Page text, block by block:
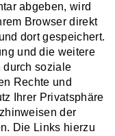
abgeben, wird
Browser direkt
dort gespeichert.
und die weitere
durch soziale
Rechte und
Ihrer Privatsphäre
der
Die Links hierzu